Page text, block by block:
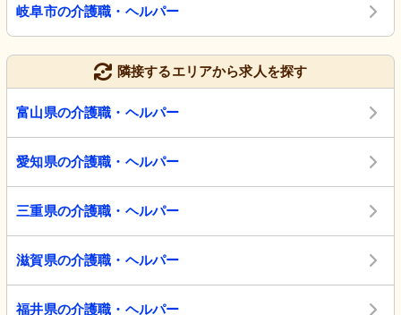
岐阜市の介護職・ヘルパー
隣接するエリアから求人を探す
富山県の介護職・ヘルパー
愛知県の介護職・ヘルパー
三重県の介護職・ヘルパー
滋賀県の介護職・ヘルパー
福井県の介護職・ヘルパー